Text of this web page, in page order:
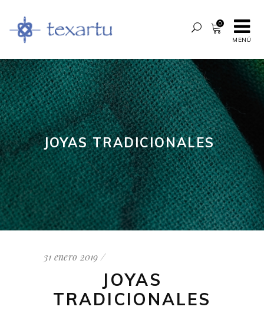
MENÚ
0
JOYAS TRADICIONALES
31 enero 2019
JOYAS
TRADICIONALES